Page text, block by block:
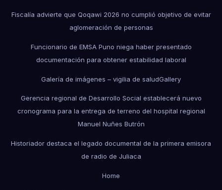
Fiscalía advierte que Qoqawi 2026 no cumplió objetivo de evitar
aglomeración de personas
Funcionario de EMSA Puno niega haber presentado
documentación para obtener estabilidad laboral
Galería de imágenes – vigilia de saludGallery
Gerencia regional de Desarrollo Social establecerá nuevo
cronograma para la entrega de terreno del hospital regional
Manuel Nuñes Butrón
Historiador destaca el legado documental de la primera emisora
de radio de Juliaca
Home